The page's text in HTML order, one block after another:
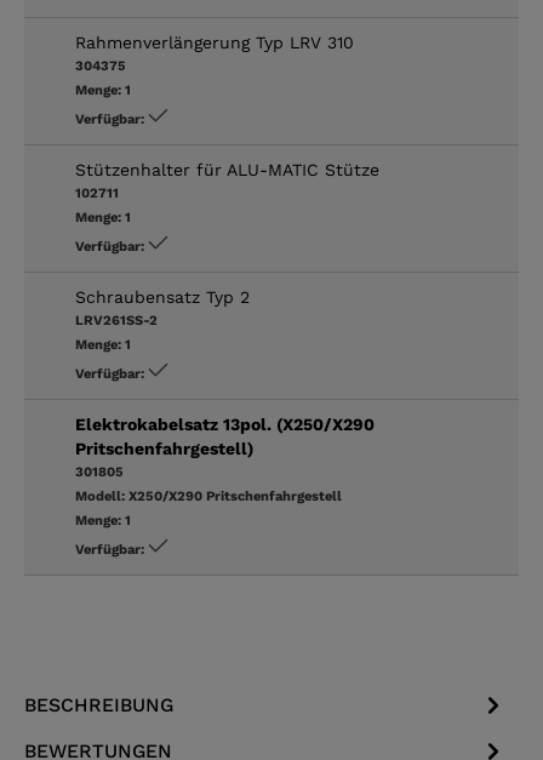
Rahmenverlängerung Typ LRV 310
304375
Menge: 1
Verfügbar:
Stützenhalter für ALU-MATIC Stütze
102711
Menge: 1
Verfügbar:
Schraubensatz Typ 2
LRV261SS-2
Menge: 1
Verfügbar:
Elektrokabelsatz 13pol. (X250/X290
Pritschenfahrgestell)
301805
Modell: X250/X290 Pritschenfahrgestell
Menge: 1
Verfügbar:
BESCHREIBUNG
BEWERTUNGEN